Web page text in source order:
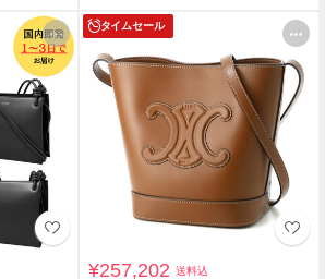
タイムセール
¥257,202送料込